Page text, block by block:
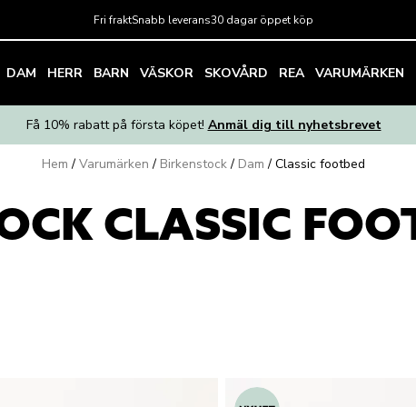
Fri fraktSnabb leverans30 dagar öppet köp
DAM HERR BARN VÄSKOR SKOVÅRD REA VARUMÄRKEN
Få 10% rabatt på första köpet! Anmäl dig till nyhetsbrevet
Hem / Varumärken / Birkenstock / Dam / Classic footbed
CLASSIC